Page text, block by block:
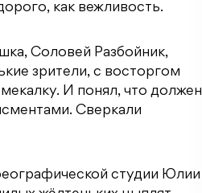
как вежливость.
Соловей Разбойник,
зрители, с восторгом
И понял, что должен
Сверкали
студии Юлии